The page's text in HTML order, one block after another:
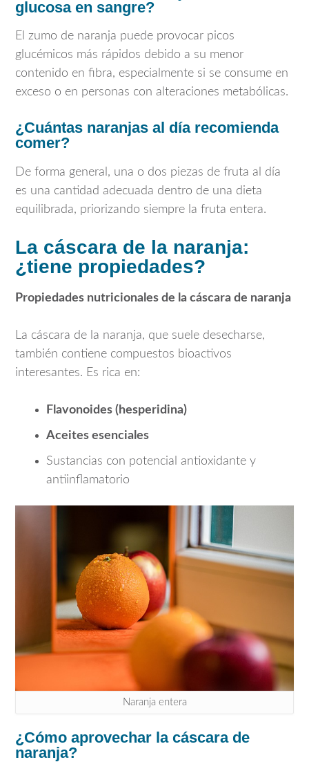
glucosa en sangre?
El zumo de naranja puede provocar picos
glucémicos más rápidos debido a su menor
contenido en fibra, especialmente si se consume en
exceso o en personas con alteraciones metabólicas.
¿Cuántas naranjas al día recomienda
comer?
De forma general, una o dos piezas de fruta al día
es una cantidad adecuada dentro de una dieta
equilibrada, priorizando siempre la fruta entera.
La cáscara de la naranja:
¿tiene propiedades?
Propiedades nutricionales de la cáscara de naranja
La cáscara de la naranja, que suele desecharse,
también contiene compuestos bioactivos
interesantes. Es rica en:
Flavonoides (hesperidina)
Aceites esenciales
Sustancias con potencial antioxidante y
antiinflamatorio
Naranja entera
¿Cómo aprovechar la cáscara de
naranja?